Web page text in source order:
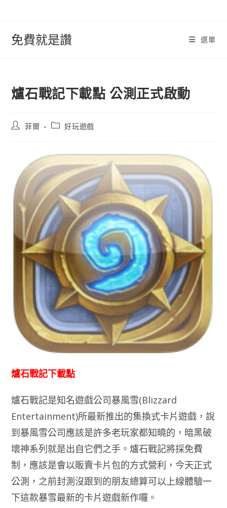
免費就是讚 選單
爐石戰記下載點 公測正式啟動
文
菲爾
文
別:
好玩遊戲
爐石戰記下載點
爐石戰記是知名遊戲公司暴風雪(Blizzard
Entertainment)所最新推出的集換式卡片遊戲，說
到暴風雪公司應該是許多老玩家都知曉的，暗黑破
壞神系列就是出自它們之手。爐石戰記將採免費
制，應該是會以販賣卡片包的方式營利，今天正式
公測，之前封測沒跟到的朋友總算可以上線體驗一
下這款暴雪最新的卡片遊戲新作囉。